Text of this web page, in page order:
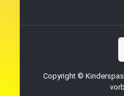
Copyright ©